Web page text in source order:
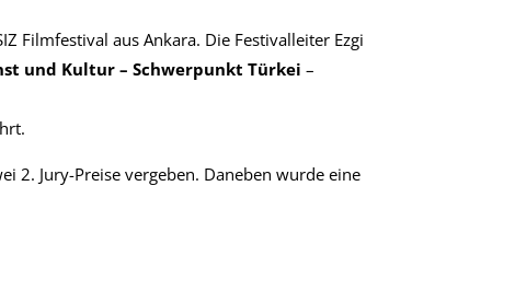
Filmfestival aus Ankara. Die Festivalleiter Ezgi
und Kultur – Schwerpunkt Türkei–
2. Jury-Preise vergeben. Daneben wurde eine